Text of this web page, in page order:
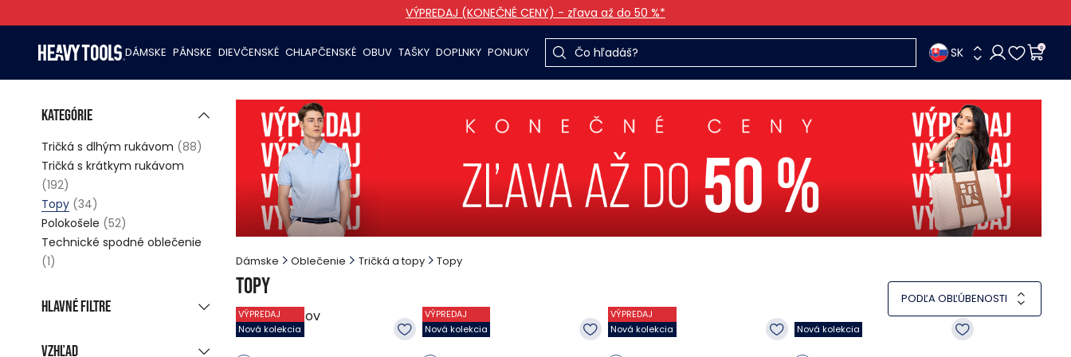
VÝPREDAJ (KONEČNÉ CENY) - zľava až do 50 %*
DÁMSKE PÁNSKE DIEVČENSKÉ CHLAPČENSKÉ OBUV TAŠKY DOPLNKY PONUKY SK 0
Dámske Oblečenie Tričká a topy Topy
Topy
34produktov
PODĽA OBĽÚBENOSTI
VÝPREDAJ
Nová kolekcia
VÝPREDAJ
Nová kolekcia
VÝPREDAJ
Nová kolekcia
Nová kolekcia
Kategórie
Tričká s dlhým rukávom (88)
Tričká s krátkym rukávom
(192)
Topy (34)
Polokošele (52)
Technické spodné oblečenie
(1)
Hlavné filtre
Vzhľad